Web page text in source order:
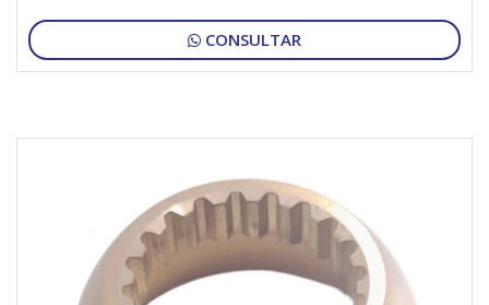
CONSULTAR